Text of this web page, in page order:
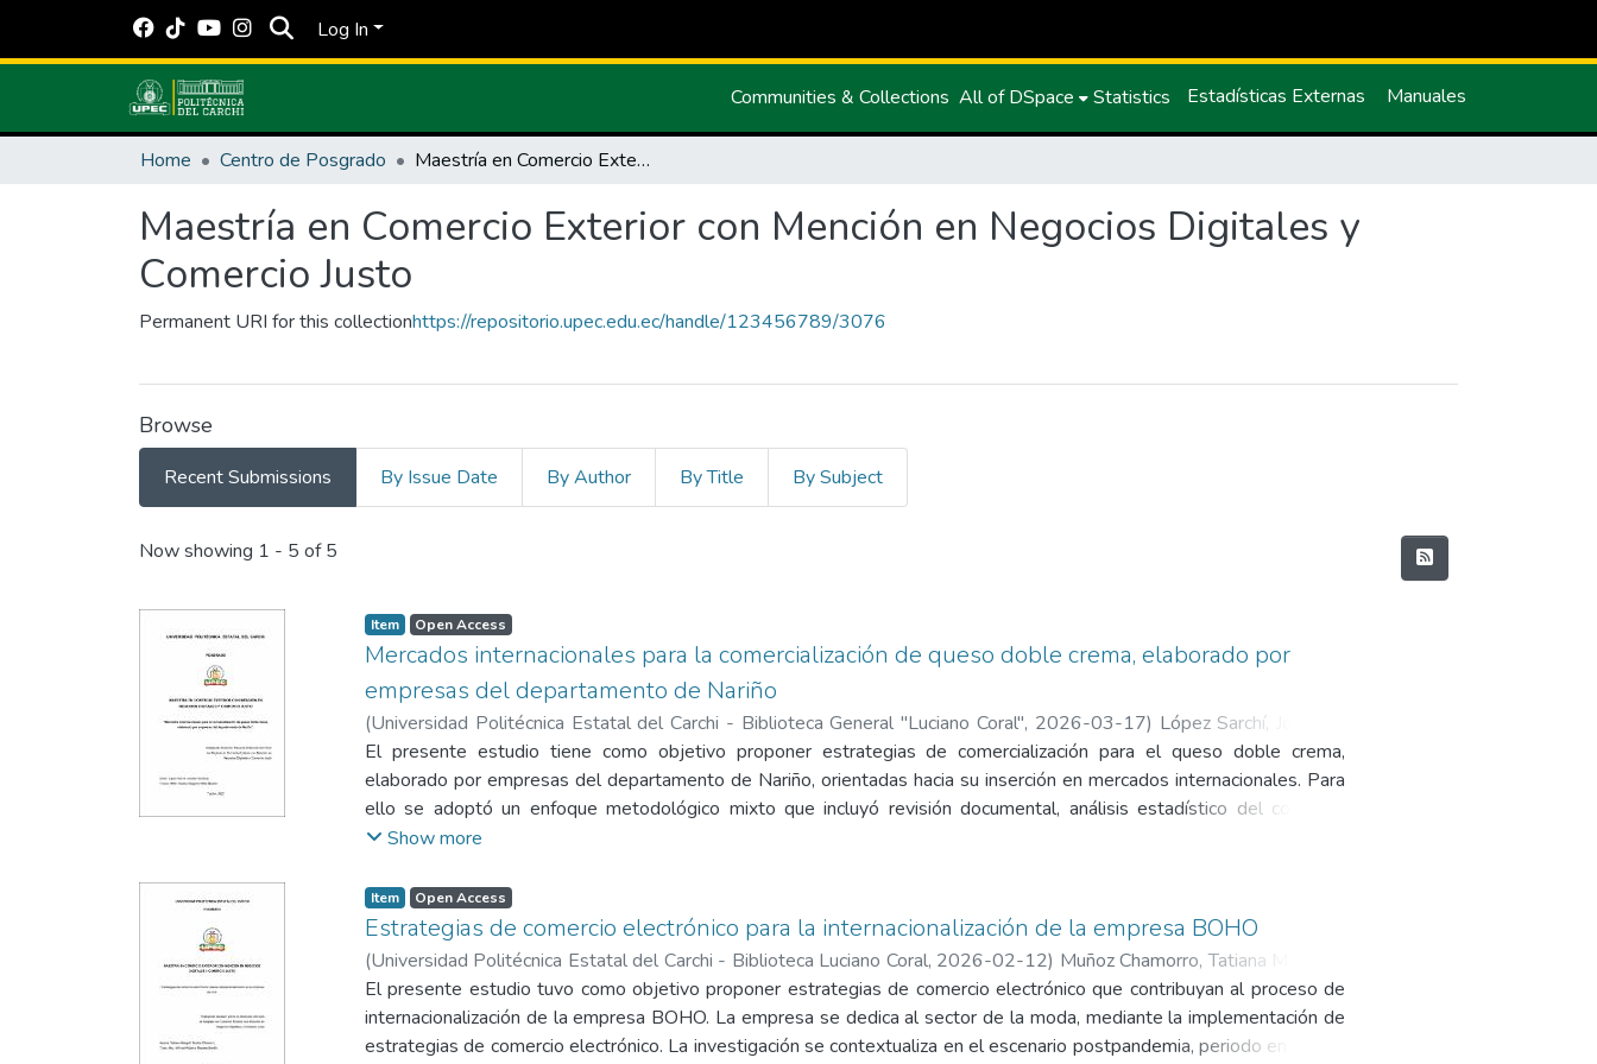
Log In
Communities & Collections All of DSpace Statistics Estadísticas Externas Manuales
Home Centro de Posgrado Maestría en Comercio Exterior con Mención en Negocios Digitales y Comercio Justo
Maestría en Comercio Exterior con Mención en Negocios Digitales y
Comercio Justo
Permanent URI for this collectionhttps://repositorio.upec.edu.ec/handle/123456789/3076
Browse
Recent Submissions By Issue Date By Author By Title By Subject
Recent Submissions
Now showing 1 - 5 of 5
Item Open Access
Mercados internacionales para la comercialización de queso doble crema, elaborado por
empresas del departamento de Nariño
(Universidad Politécnica Estatal del Carchi - Biblioteca General "Luciano Coral", 2026-03-17) López Sarchí, Jonattan
Enrique;Realpe Delgado, Ofelia Beatriz
El presente estudio tiene como objetivo proponer estrategias de comercialización para el queso doble crema,
elaborado por empresas del departamento de Nariño, orientadas hacia su inserción en mercados internacionales. Para
ello se adoptó un enfoque metodológico mixto que incluyó revisión documental, análisis estadístico del comercio
exterior, trabajo de campo mediante encuestas a productores y una entrevista al gerente del clúster lácteo. Los
empresarial, asimismo, se confirma oportunidades en el mercado chileno derivadas de condiciones arancelarias
favorables, déficit de abastecimiento interno y acuerdos comerciales vigentes. A partir de estos hallazgos, se formulan
estrategias de internacionalización basadas en la asociatividad empresarial, acompañadas de estrategias de
segmentación de mercado, estrategias de producto, precio, distribución y promoción, integradas en un plan por fases
con indicadores de desempeño; En conclusión, la internacionalización del queso doble crema de Nariño es factible,
siempre y cuando se cierren las brechas de calidad, se fomente la conformación de consorcios exportadores y se
Show more
Item Open Access
Estrategias de comercio electrónico para la internacionalización de la empresa BOHO
(Universidad Politécnica Estatal del Carchi - Biblioteca Luciano Coral, 2026-02-12) Muñoz Chamorro, Tatiana Margoth
Rosales Bonilla, Wilman Roberto
El presente estudio tuvo como objetivo proponer estrategias de comercio electrónico que contribuyan al proceso de
internacionalización de la empresa BOHO. La empresa se dedica al sector de la moda, mediante la implementación de
estrategias de comercio electrónico. La investigación se contextualiza en el escenario postpandemia, periodo en el cual